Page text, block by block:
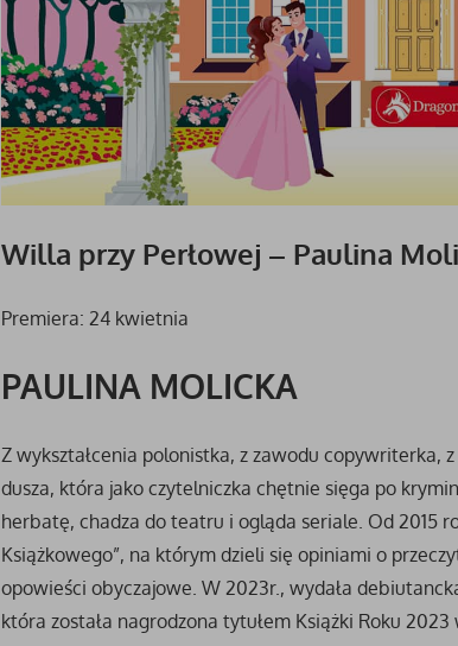
Willa przy Perłowej – Paulina
Premiera: 24 kwietnia
PAULINA MOLICKA
Z wykształcenia polonistka, z zawodu copywriterka,
dusza, która jako czytelniczka chętnie sięga po
herbatę, chadza do teatru i ogląda seriale. Od 2015
Książkowego”, na którym dzieli się opiniami o
opowieści obyczajowe. W 2023r., wydała
która została nagrodzona tytułem Książki Roku